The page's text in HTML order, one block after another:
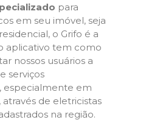
para
em seu imóvel, seja
o Grifo é a
aplicativo tem como
nossos usuários a
serviços
especialmente em
através de eletricistas
na região.